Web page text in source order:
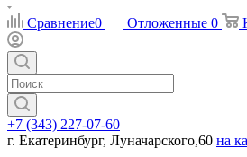
Сравнение0 Отложенные 0
+7 (343) 227-07-60
г. Екатеринбург, Луначарского,60 на